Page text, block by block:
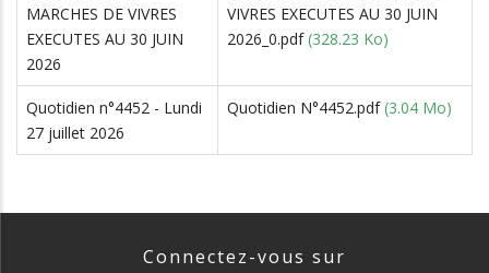
MARCHES DE VIVRES
EXECUTES AU 30 JUIN
2026
VIVRES EXECUTES AU 30 JUIN
2026_0.pdf (328.23 Ko)
Quotidien n°4452 - Lundi
27 juillet 2026
Quotidien N°4452.pdf (3.04 Mo)
Connectez-vous sur